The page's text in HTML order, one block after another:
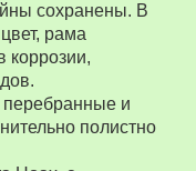
сохранены. В
рама
коррозии,
перебранные и
полистно